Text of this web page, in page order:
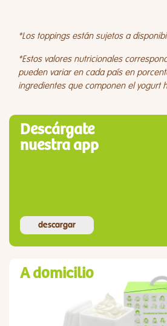
*Los toppings están sujetos a
*Estos valores nutricionales
pueden variar en cada país en
ingredientes que componen el yogurt
Descárgate
nuestra app
descargar
A domicilio